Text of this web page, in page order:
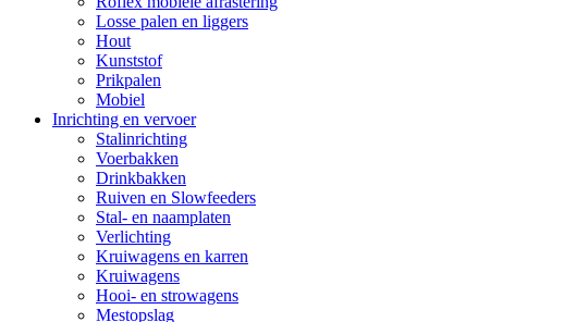
Losse palen en liggers
Hout
Kunststof
Prikpalen
Mobiel
Inrichting en vervoer
Stalinrichting
Voerbakken
Drinkbakken
Ruiven en Slowfeeders
Stal- en naamplaten
Verlichting
Kruiwagens en karren
Kruiwagens
Hooi- en strowagens
Mestopslag